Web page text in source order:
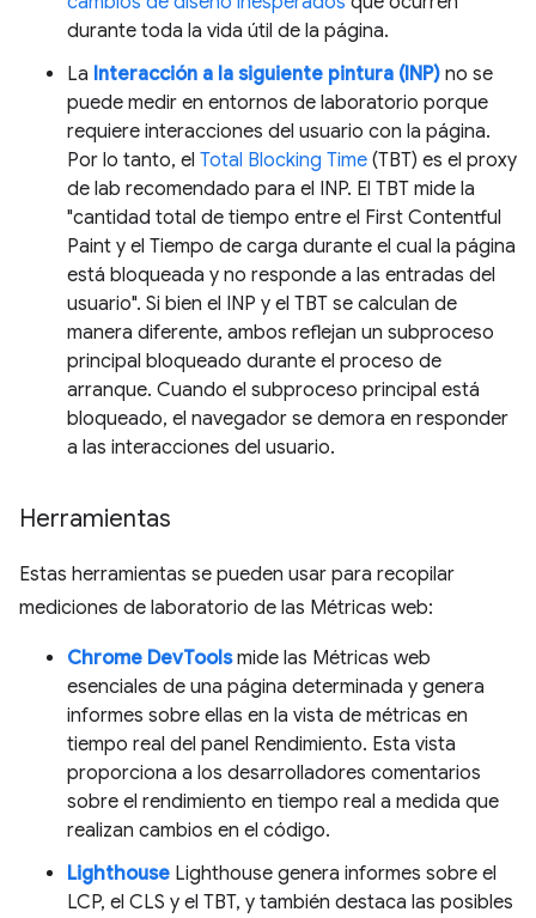
durante toda la vida útil de la página.
La Interacción a la siguiente pintura (INP) no se
puede medir en entornos de laboratorio porque
requiere interacciones del usuario con la página.
Por lo tanto, el Total Blocking Time (TBT) es el proxy
de lab recomendado para el INP. El TBT mide la
"cantidad total de tiempo entre el First Contentful
Paint y el Tiempo de carga durante el cual la página
está bloqueada y no responde a las entradas del
usuario". Si bien el INP y el TBT se calculan de
manera diferente, ambos reflejan un subproceso
principal bloqueado durante el proceso de
arranque. Cuando el subproceso principal está
bloqueado, el navegador se demora en responder
a las interacciones del usuario.
Herramientas
Estas herramientas se pueden usar para recopilar
mediciones de laboratorio de las Métricas web:
Chrome DevToolsmide las Métricas web
esenciales de una página determinada y genera
informes sobre ellas en la vista de métricas en
tiempo real del panel Rendimiento. Esta vista
proporciona a los desarrolladores comentarios
sobre el rendimiento en tiempo real a medida que
realizan cambios en el código.
Lighthouse Lighthouse genera informes sobre el
LCP, el CLS y el TBT, y también destaca las posibles